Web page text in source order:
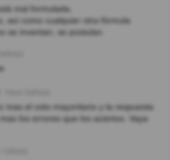
mal formulada.
así como cualquier otra fórmula
se inventan, se postulan.
mas el voto mayoritario y la respuesta
los errores que los aciertos. Vaya